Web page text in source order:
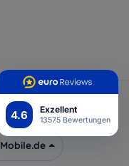
4.6 Exzellent
13575 Bewertungen
vorbehalten.